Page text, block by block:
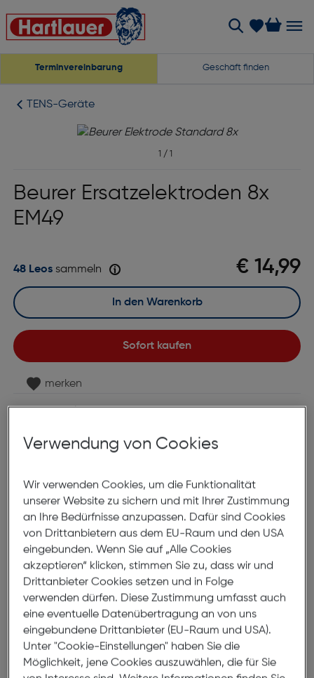
Terminvereinbarung Geschäft finden
TENS-Geräte
1 / 1
Beurer Ersatzelektroden 8x
EM49
€ 14,99
48 Leossammeln
Sofort kaufen
In den Warenkorb
merken
Lagernd | 2 bis 3 Werktage Lieferzeit
Selbstabholung in
Verfügbarkeit prüfen
Produktbeschreibung
Beurer Ersatzelektroden 8x EM49
ArtNr.: 845379386
Nachkaufset Elektroden
Kleine Elektroden für Digital TENS/EMS EM 40, 41, 41.1,
49 & 80
2 x 4 Stück im Lieferumfang
Verwendung von Cookies
Wir verwenden Cookies, um die Funktionalität
unserer Website zu sichern und mit Ihrer Zustimmung
an Ihre Bedürfnisse anzupassen. Dafür sind Cookies
von Drittanbietern aus dem EU-Raum und den USA
eingebunden. Wenn Sie auf „Alle Cookies
akzeptieren“ klicken, stimmen Sie zu, dass wir und
Drittanbieter Cookies setzen und in Folge
verwenden dürfen. Diese Zustimmung umfasst auch
eine eventuelle Datenübertragung an von uns
eingebundene Drittanbieter (EU-Raum und USA).
Unter "Cookie-Einstellungen" haben Sie die
Möglichkeit, jene Cookies auszuwählen, die für Sie